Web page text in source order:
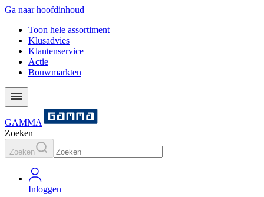
Ga naar hoofdinhoud
Toon hele assortiment
Klusadvies
Klantenservice
Actie
Bouwmarkten
GAMMA
Zoeken
Zoeken
Inloggen